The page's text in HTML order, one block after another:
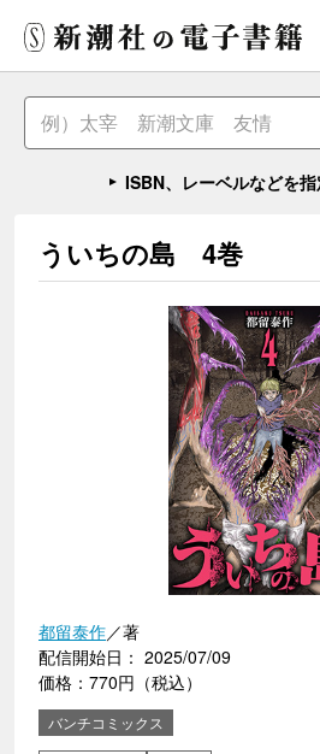
ISBN、レーベルなどを
ういちの島 4巻
都留泰作／著
配信開始日： 2025/07/09
価格：770円（税込）
バンチコミックス